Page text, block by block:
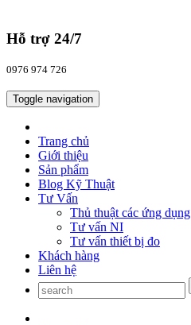
Hỗ trợ 24/7
0976 974 726
Toggle navigation
Trang chủ
Giới thiệu
Sản phẩm
Blog Kỹ Thuật
Tư Vấn
Thủ thuật các ứng dụng
Tư vấn NI
Tư vấn thiết bị đo
Khách hàng
Liên hệ